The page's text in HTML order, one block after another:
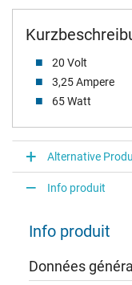
20 Volt
3,25 Ampere
65 Watt
Alternative
Info produit
Info produit
Données